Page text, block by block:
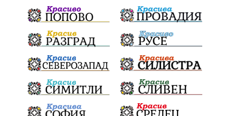
Радостин Василев Регионална библиотека
„Христо Смирненски“ напояване
ВиК Плевен Андрей Гюров Тръстеник